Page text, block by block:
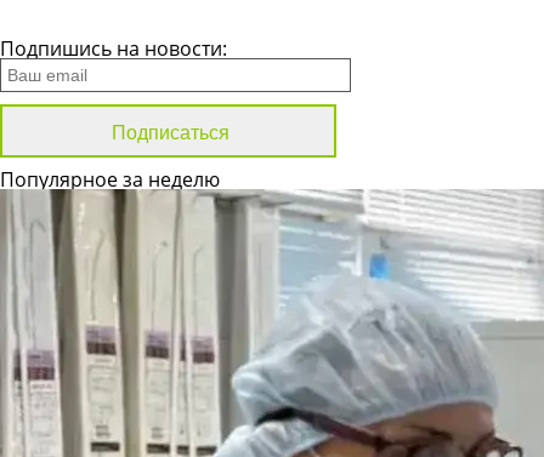
Подпишись на новости:
Популярное за неделю